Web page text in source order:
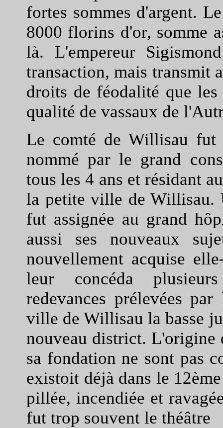
fortes sommes d'argent.
8000 florins d'or, somme
là. L'empereur
transaction, mais transmit
droits de féodalité que
qualité de vassaux de
Le comté de Willisau fut
nommé par le grand
tous les 4 ans et résidant
la petite ville de Willisau.
fut assignée au grand
aussi ses nouveaux
nouvellement acquise
leur concéda
redevances prélevées
ville de Willisau la basse
nouveau district. L'origine
sa fondation ne sont pas
existoit déjà dans le
pillée, incendiée et
fut trop souvent le théâtre